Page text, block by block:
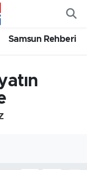
Samsun Rehberi